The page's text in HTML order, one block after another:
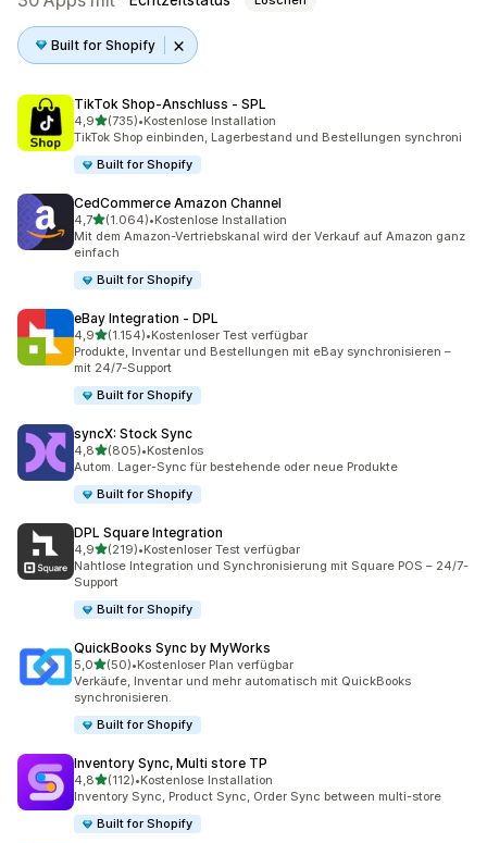
Built for Shopify
TikTok Shop‑Anschluss ‑ SPL
4,9von 5 Sternen
(735)
735 Rezensionen insgesamt
•Kostenlose Installation
TikTok Shop einbinden, Lagerbestand und Bestellungen synchroni
Built for Shopify
CedCommerce Amazon Channel
4,7von 5 Sternen
(1.064)
1064 Rezensionen insgesamt
•Kostenlose Installation
Mit dem Amazon-Vertriebskanal wird der Verkauf auf Amazon ganz
einfach
Built for Shopify
eBay Integration ‑ DPL
4,9von 5 Sternen
(1.154)
1154 Rezensionen insgesamt
•Kostenloser Test verfügbar
Produkte, Inventar und Bestellungen mit eBay synchronisieren –
mit 24/7-Support
Built for Shopify
syncX: Stock Sync
4,8von 5 Sternen
(805)
805 Rezensionen insgesamt
•Kostenlos
Autom. Lager-Sync für bestehende oder neue Produkte
Built for Shopify
DPL Square Integration
4,9von 5 Sternen
(219)
219 Rezensionen insgesamt
•Kostenloser Test verfügbar
Nahtlose Integration und Synchronisierung mit Square POS – 24/7-
Support
Built for Shopify
QuickBooks Sync by MyWorks
5,0von 5 Sternen
(50)
50 Rezensionen insgesamt
•Kostenloser Plan verfügbar
Verkäufe, Inventar und mehr automatisch mit QuickBooks
synchronisieren.
Built for Shopify
Inventory Sync, Multi store TP
4,8von 5 Sternen
(112)
112 Rezensionen insgesamt
•Kostenlose Installation
Inventory Sync, Product Sync, Order Sync between multi-store
Built for Shopify